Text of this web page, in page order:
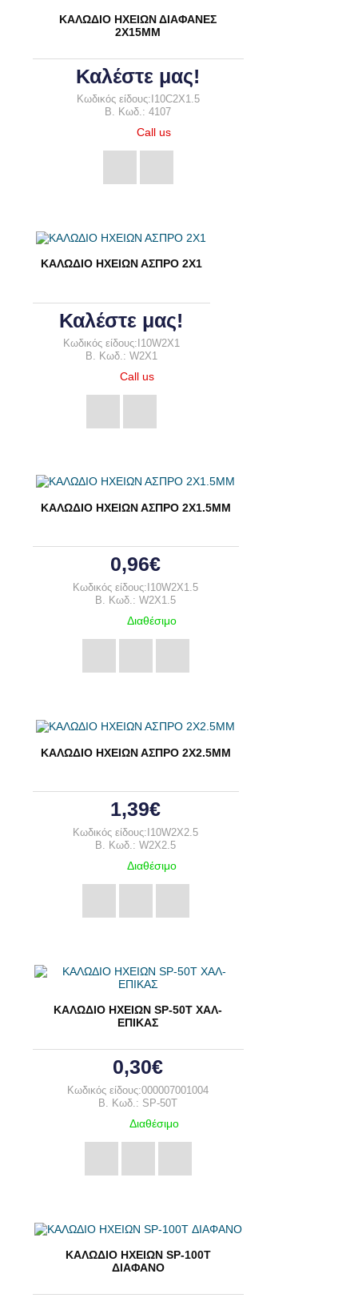
ΚΑΛΩΔΙΟ ΗΧΕΙΩΝ ΔΙΑΦΑΝΕΣ
2Χ15ΜΜ
Καλέστε μας!
Κωδικός είδους:I10C2X1.5
B. Κωδ.: 4107
Call us
ΚΑΛΩΔΙΟ ΗΧΕΙΩΝ ΑΣΠΡΟ 2Χ1
Καλέστε μας!
Κωδικός είδους:I10W2X1
B. Κωδ.: W2X1
Call us
ΚΑΛΩΔΙΟ ΗΧΕΙΩΝ ΑΣΠΡΟ 2Χ1.5ΜΜ
0,96€
Κωδικός είδους:I10W2X1.5
B. Κωδ.: W2X1.5
Διαθέσιμο
ΚΑΛΩΔΙΟ ΗΧΕΙΩΝ ΑΣΠΡΟ 2Χ2.5ΜΜ
1,39€
Κωδικός είδους:I10W2X2.5
B. Κωδ.: W2X2.5
Διαθέσιμο
ΚΑΛΩΔΙΟ ΗΧΕΙΩΝ SP-50T ΧΑΛ-
ΕΠΙΚΑΣ
0,30€
Κωδικός είδους:000007001004
B. Κωδ.: SP-50T
Διαθέσιμο
ΚΑΛΩΔΙΟ ΗΧΕΙΩΝ SP-100T
ΔΙΑΦΑΝΟ